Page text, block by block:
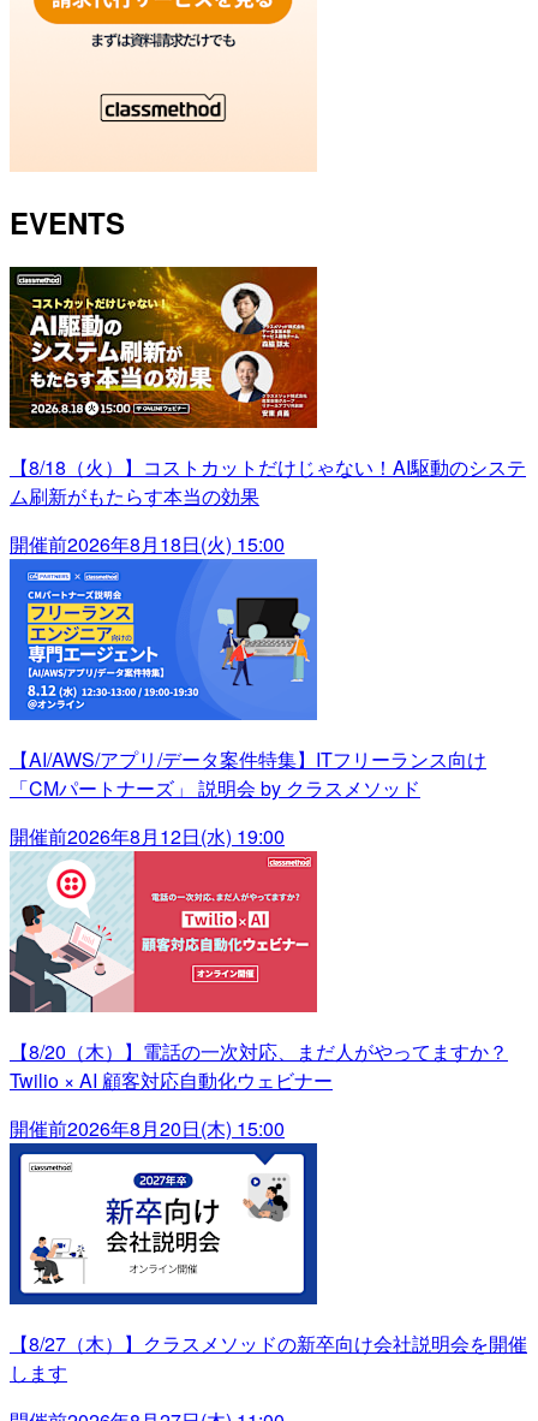
EVENTS
【8/18（火）】コストカットだけじゃない！AI駆動のシステ
ム刷新がもたらす本当の効果
開催前2026年8月18日(火) 15:00
【AI/AWS/アプリ/データ案件特集】ITフリーランス向け
「CMパートナーズ」 説明会 by クラスメソッド
開催前2026年8月12日(水) 19:00
【8/20（木）】電話の一次対応、まだ人がやってますか？
Twilio × AI 顧客対応自動化ウェビナー
開催前2026年8月20日(木) 15:00
【8/27（木）】クラスメソッドの新卒向け会社説明会を開催
します